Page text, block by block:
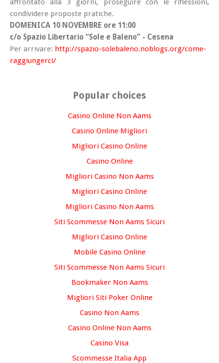
affrontato alla 3 giorni, proseguire con le riflessioni,
condividere proposte pratiche.
DOMENICA 10 NOVEMBRE ore 11:00
c/o Spazio Libertario “Sole e Baleno” - Cesena
Per arrivare: http://spazio-solebaleno.noblogs.org/come-
raggiungerci/
Popular choices
Casino Online Non Aams
Casino Online Migliori
Migliori Casino Online
Casino Online
Migliori Casino Non Aams
Migliori Casino Online
Migliori Casino Non Aams
Siti Scommesse Non Aams Sicuri
Migliori Casino Online
Mobile Casino Online
Siti Scommesse Non Aams Sicuri
Bookmaker Non Aams
Migliori Siti Poker Online
Casino Non Aams
Casino Online Non Aams
Casino Visa
Scommesse Italia App